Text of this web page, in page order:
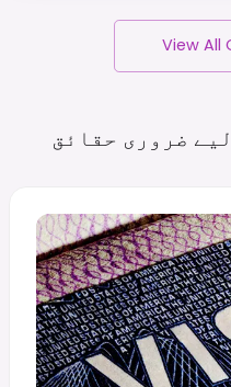
View All
ضروری حقائق